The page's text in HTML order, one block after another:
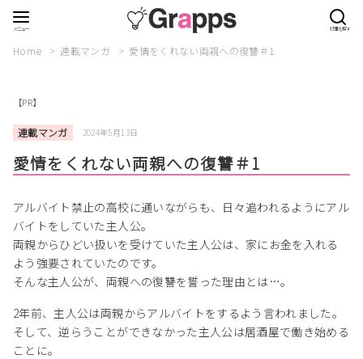
Home 連載マンガ 愛情をくれない両親への復讐＃1
【PR】
連載マンガ 2024年5月13日
愛情をくれない両親への復讐＃1
アルバイト禁止の高校に通いながらも、日々追われるようにアル
バイトをしていた主人公。
両親からひどい扱いを受けていた主人公は、家にお金を入れる
よう強要されていたのです。
そんな主人公が、両親への復讐を誓った理由とは…。
2年前、主人公は両親からアルバイトをするよう言われました。
そして、逆らうことができなかった主人公は居酒屋で働き始める
ことに。